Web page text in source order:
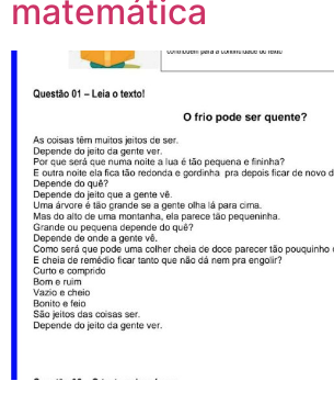
matemática